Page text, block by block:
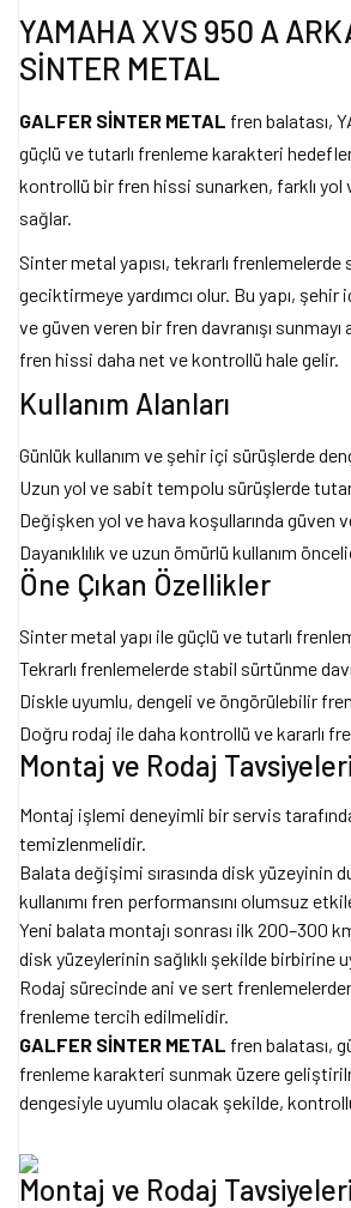
YAMAHA XVS 950 A
SİNTER METAL
GALFER SİNTER METAL fren balatası,
güçlü ve tutarlı frenleme karakteri
kontrollü bir fren hissi sunarken, farklı
sağlar.
Sinter metal yapısı, tekrarlı
geciktirmeye yardımcı olur. Bu yapı, şehir
ve güven veren bir fren davranışı
fren hissi daha net ve kontrollü hale gelir.
Kullanım Alanları
Günlük kullanım ve şehir içi sürüşlerde
Uzun yol ve sabit tempolu sürüşlerde
Değişken yol ve hava koşullarında güven
Dayanıklılık ve uzun ömürlü kullanım
Öne Çıkan Özellikler
Sinter metal yapı ile güçlü ve tutarlı
Tekrarlı frenlemelerde stabil sürtünme
Diskle uyumlu, dengeli ve öngörülebilir
Doğru rodaj ile daha kontrollü ve kararlı
Montaj ve Rodaj Tavsiyeleri
Montaj işlemi deneyimli bir servis
temizlenmelidir.
Balata değişimi sırasında disk yüzeyinin
kullanımı fren performansını olumsuz
Yeni balata montajı sonrası ilk 200–300
disk yüzeylerinin sağlıklı şekilde birbirine
Rodaj sürecinde ani ve sert
frenleme tercih edilmelidir.
GALFER SİNTER METAL fren balatası,
frenleme karakteri sunmak üzere
dengesiyle uyumlu olacak şekilde,
Montaj ve Rodaj Tavsiyeleri